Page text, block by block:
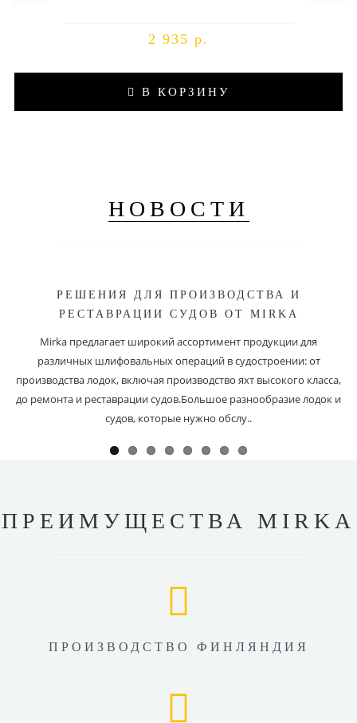
2 935 р.
В КОРЗИНУ
НОВОСТИ
РЕШЕНИЯ ДЛЯ ПРОИЗВОДСТВА И
РЕСТАВРАЦИИ СУДОВ ОТ MIRKA
Mirka предлагает широкий ассортимент продукции для
различных шлифовальных операций в судостроении: от
производства лодок, включая производство яхт высокого класса,
до ремонта и реставрации судов.Большое разнообразие лодок и
судов, которые нужно обслу..
ПРЕИМУЩЕСТВА MIRKA
ПРОИЗВОДСТВО ФИНЛЯНДИЯ